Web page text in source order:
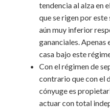
tendencia al alza en
que se rigen por
aún muy inferior
gananciales. Apenas
casa bajo este
Con el régimen de
contrario que con el
cónyuge es
actuar con total